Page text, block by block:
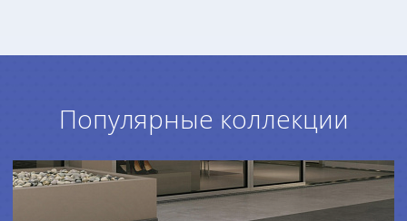
Популярные коллекции